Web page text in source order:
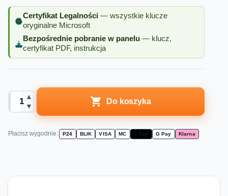
Certyfikat Legalności — wszystkie klucze
oryginalne Microsoft
Bezpośrednie pobranie w panelu — klucz,
certyfikat PDF, instrukcja
▲
▼
 Do koszyka
Płacisz wygodnie: P24 BLIK VISA MC  Pay G Pay Klarna